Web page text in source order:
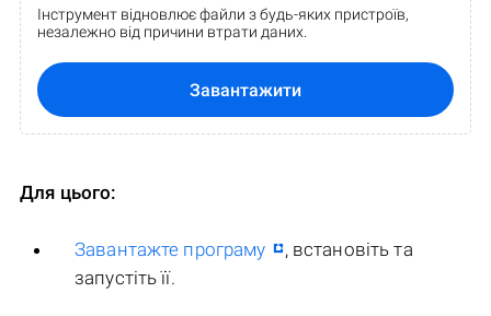
Інструмент відновлює файли з будь-яких пристроїв,
незалежно від причини втрати даних.
Завантажити
Для цього:
Завантажте програму
, встановіть та
запустіть її.